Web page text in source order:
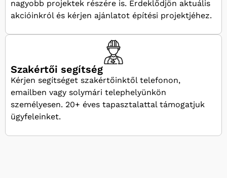
nagyobb projektek részére is. Érdeklődjön aktuális
akcióinkról és kérjen ajánlatot építési projektjéhez.
Szakértői segítség
Kérjen segítséget szakértőinktől telefonon,
emailben vagy solymári telephelyünkön
személyesen. 20+ éves tapasztalattal támogatjuk
ügyfeleinket.